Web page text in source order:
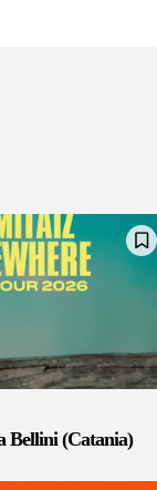
Bellini (Catania)